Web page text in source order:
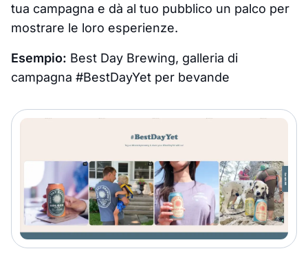
tua campagna e dà al tuo pubblico un palco per
mostrare le loro esperienze.
Esempio: Best Day Brewing, galleria di
campagna #BestDayYet per bevande